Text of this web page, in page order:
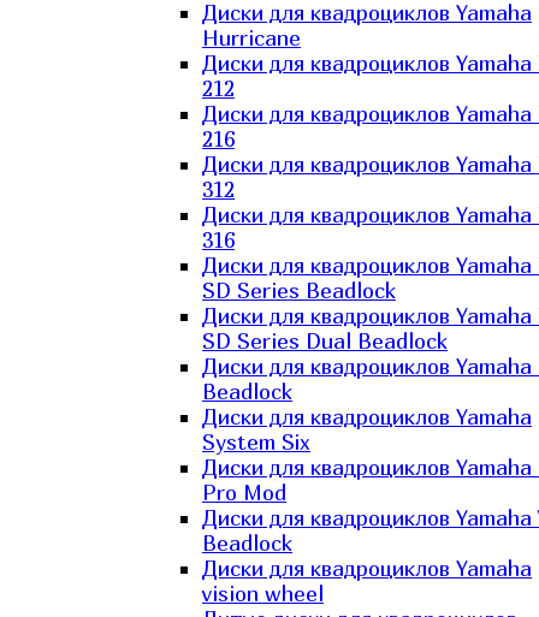
Диски для квадроциклов Yamaha
Hurricane
Диски для квадроциклов
212
Диски для квадроциклов
216
Диски для квадроциклов
312
Диски для квадроциклов
316
Диски для квадроциклов
SD Series Beadlock
Диски для квадроциклов
SD Series Dual Beadlock
Диски для квадроциклов Yamaha
Beadlock
Диски для квадроциклов Yamaha
System Six
Диски для квадроциклов Yamaha
Pro Mod
Диски для квадроциклов Yamaha
Beadlock
Диски для квадроциклов Yamaha
vision wheel